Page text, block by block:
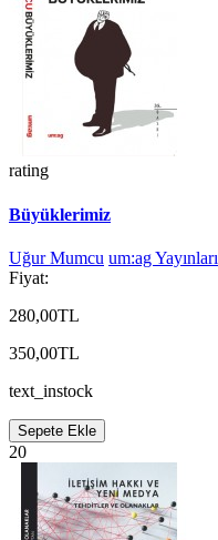
rating
Büyüklerimiz
Uğur Mumcu um:ag Yayınları
Fiyat:
280,00TL
350,00TL
text_instock
Sepete Ekle
20